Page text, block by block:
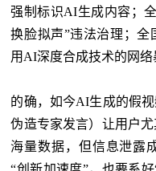
强制标识AI生成内容；
换脸拟声”违法治理；全
用AI深度合成技术的网络
的确，如今AI生成的假视
伪造专家发言）让用户
海量数据，但信息泄露